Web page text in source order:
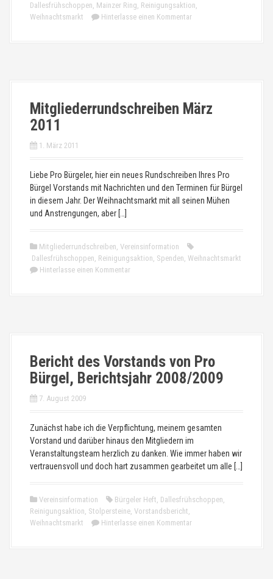
Dallesfrühschoppen, Mainzer Ring, Reinigungsaktion,
Weihnachtsmarkt
Hinterlasse einen Kommentar
Mitgliederrundschreiben März
2011
1. März 2011
Liebe Pro Bürgeler, hier ein neues Rundschreiben Ihres Pro
Bürgel Vorstands mit Nachrichten und den Terminen für Bürgel
in diesem Jahr. Der Weihnachtsmarkt mit all seinen Mühen
und Anstrengungen, aber […]
Mitgliederrundschreiben, Vereinsinformation
Dallesfrühschoppen, Reinigungsaktion, Spenden, Weihnachtsmarkt
Hinterlasse einen Kommentar
Bericht des Vorstands von Pro
Bürgel, Berichtsjahr 2008/2009
7. August 2009
Zunächst habe ich die Verpflichtung, meinem gesamten
Vorstand und darüber hinaus den Mitgliedern im
Veranstaltungsteam herzlich zu danken. Wie immer haben wir
vertrauensvoll und doch hart zusammen gearbeitet um alle […]
Vereinsinformation Bürgeler Heft, Dallesfrühschoppen,
Reinigungsaktion, Stolpersteine, Vorstandsbericht,
Weihnachtsmarkt
Hinterlasse einen Kommentar